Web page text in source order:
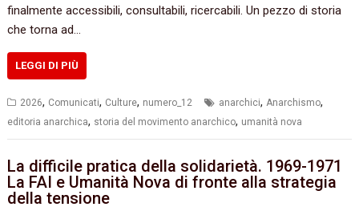
finalmente accessibili, consultabili, ricercabili. Un pezzo di storia
che torna ad…
LEGGI DI PIÙ
2026, Comunicati, Culture, numero_12 anarchici,Anarchismo,
editoria anarchica, storia del movimento anarchico, umanità nova
La difficile pratica della solidarietà. 1969-1971
La FAI e Umanità Nova di fronte alla strategia
della tensione